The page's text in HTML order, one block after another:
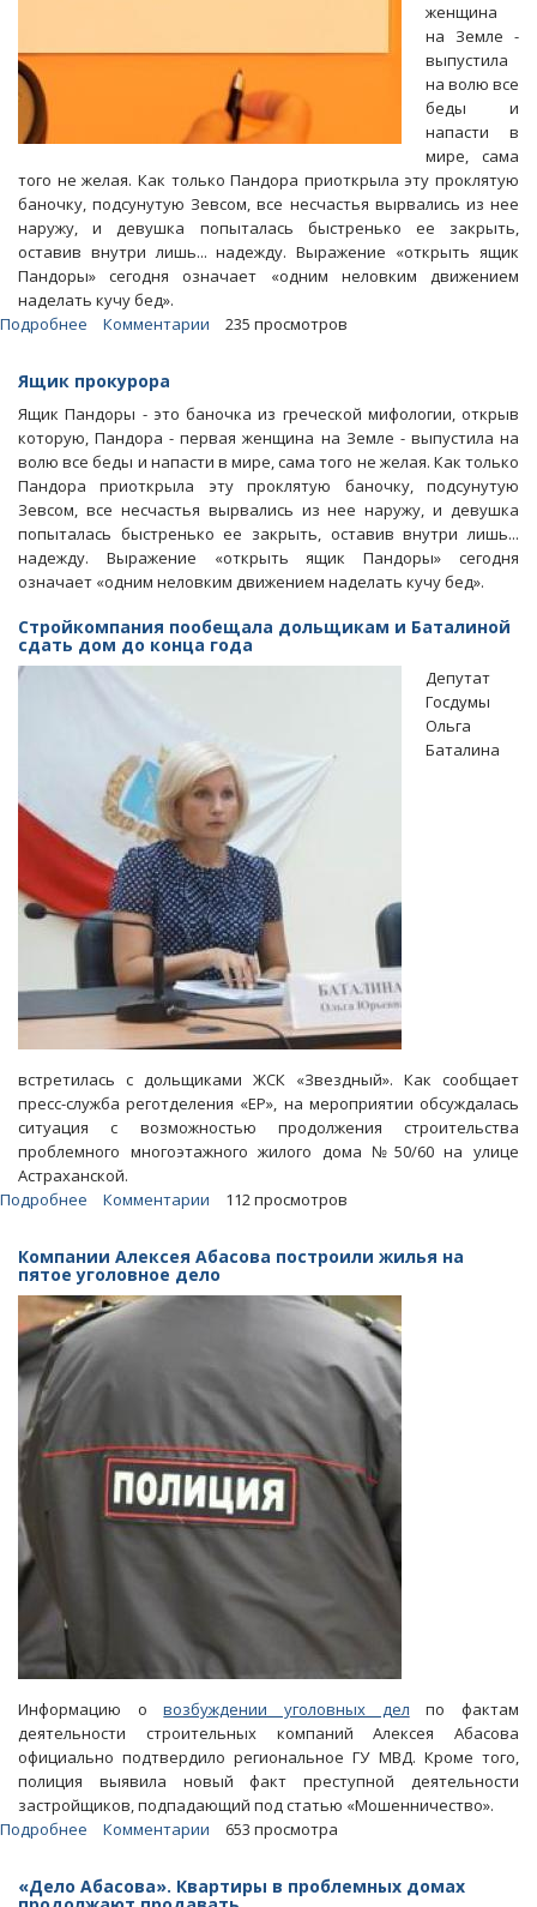
женщина
на Земле -
выпустила
на волю все
беды и
напасти в
мире, сама
того не желая. Как только Пандора приоткрыла эту проклятую
баночку, подсунутую Зевсом, все несчастья вырвались из нее
наружу, и девушка попыталась быстренько ее закрыть,
оставив внутри лишь... надежду. Выражение «открыть ящик
Пандоры» сегодня означает «одним неловким движением
наделать кучу бед».
Подробнее
выиграет
в
тяжбе
между
прокурорами,
чиновниками
и
застройщиками
Комментарии 235 просмотров
Ящик прокурора
Ящик Пандоры - это баночка из греческой мифологии, открыв
которую, Пандора - первая женщина на Земле - выпустила на
волю все беды и напасти в мире, сама того не желая. Как только
Пандора приоткрыла эту проклятую баночку, подсунутую
Зевсом, все несчастья вырвались из нее наружу, и девушка
попыталась быстренько ее закрыть, оставив внутри лишь...
надежду. Выражение «открыть ящик Пандоры» сегодня
означает «одним неловким движением наделать кучу бед».
Стройкомпания пообещала дольщикам и Баталиной
сдать дом до конца года
Депутат
Госдумы
Ольга
Баталина
встретилась с дольщиками ЖСК «Звездный». Как сообщает
пресс-служба реготделения «ЕР», на мероприятии обсуждалась
ситуация с возможностью продолжения строительства
проблемного многоэтажного жилого дома №50/60 на улице
Астраханской.
Подробнее
пообещала
дольщикам
и
Баталиной
сдать
дом
до
года
Комментарии 112 просмотров
Компании Алексея Абасова построили жилья на
пятое уголовное дело
Информацию овозбуждении уголовных дел по фактам
деятельности строительных компаний Алексея Абасова
официально подтвердило региональное ГУ МВД. Кроме того,
полиция выявила новый факт преступной деятельности
застройщиков, подпадающий под статью «Мошенничество».
Подробнее
Алексея
Абасова
Комментарии 653 просмотра
«Дело Абасова». Квартиры в проблемных домах